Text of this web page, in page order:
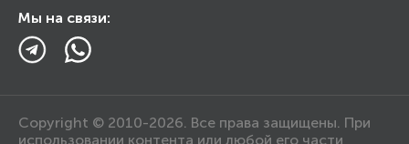
Мы на связи:
Copyright © 2010-2026. Все права защищены. При
использовании контента или любой его части